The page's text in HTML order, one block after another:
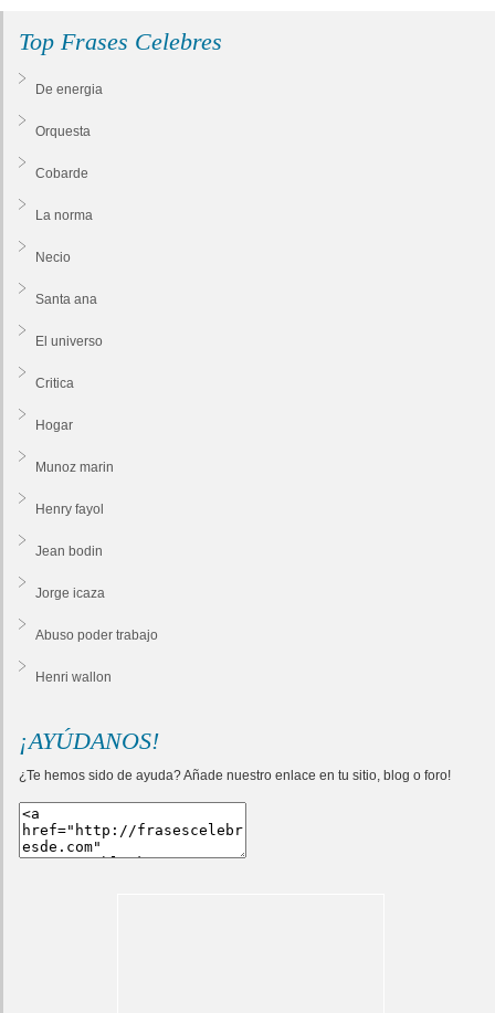
Top Frases Celebres
De energia
Orquesta
Cobarde
La norma
Necio
Santa ana
El universo
Critica
Hogar
Munoz marin
Henry fayol
Jean bodin
Jorge icaza
Abuso poder trabajo
Henri wallon
¡AYÚDANOS!
¿Te hemos sido de ayuda? Añade nuestro enlace en tu sitio, blog o foro!